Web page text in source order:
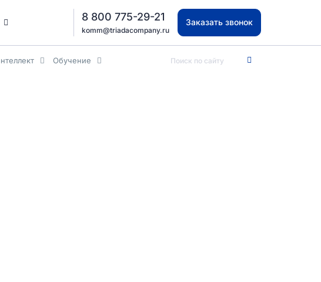
8 800 775-29-21
komm@triadacompany.ru
Заказать звонок
Обучение